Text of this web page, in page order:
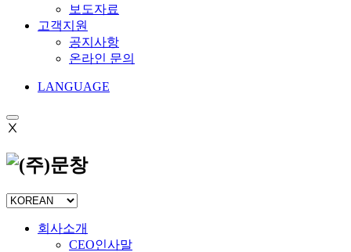
보도자료
고객지원
공지사항
온라인 문의
LANGUAGE
Ⅹ
회사소개
CEO인사말